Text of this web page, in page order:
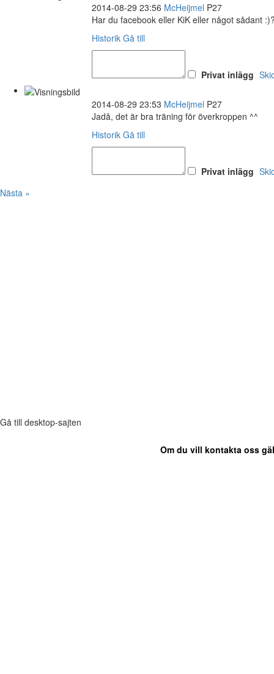
2014-08-29 23:56 McHeijmel P27
Har du facebook eller KiK eller något sådant
Historik Gå till
Privat inlägg
2014-08-29 23:53 McHeijmel P27
Jadå, det är bra träning för överkroppen ^^
Historik Gå till
Privat inlägg
Nästa »
Gå till desktop-sajten
Om du vill kontakta oss